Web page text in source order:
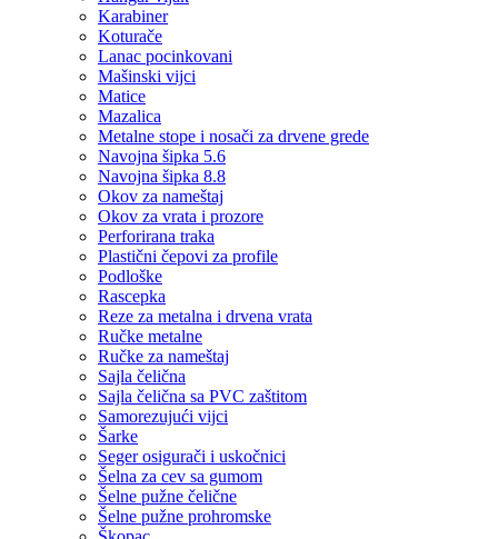
Karabiner
Koturače
Lanac pocinkovani
Mašinski vijci
Matice
Mazalica
Metalne stope i nosači za drvene grede
Navojna šipka 5.6
Navojna šipka 8.8
Okov za nameštaj
Okov za vrata i prozore
Perforirana traka
Plastični čepovi za profile
Podloške
Rascepka
Reze za metalna i drvena vrata
Ručke metalne
Ručke za nameštaj
Sajla čelična
Sajla čelična sa PVC zaštitom
Samorezujući vijci
Šarke
Seger osigurači i uskočnici
Šelna za cev sa gumom
Šelne pužne čelične
Šelne pužne prohromske